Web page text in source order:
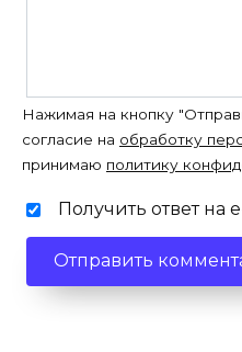
Нажимая на кнопку
согласие на обработку
принимаю политику
Получить ответ на